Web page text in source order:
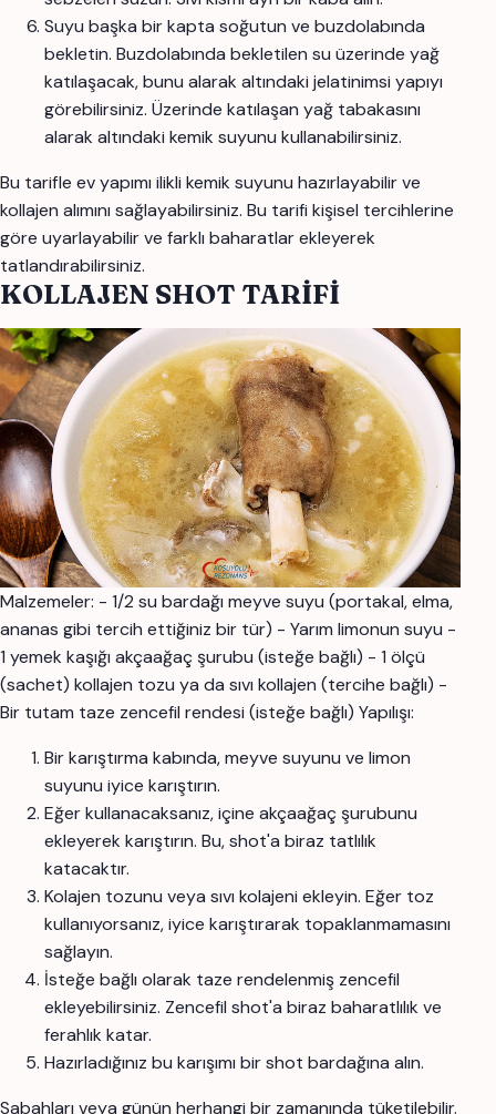
Suyu başka bir kapta soğutun ve buzdolabında
bekletin. Buzdolabında bekletilen su üzerinde yağ
katılaşacak, bunu alarak altındaki jelatinimsi yapıyı
görebilirsiniz. Üzerinde katılaşan yağ tabakasını
alarak altındaki kemik suyunu kullanabilirsiniz.
Bu tarifle ev yapımı ilikli kemik suyunu hazırlayabilir ve
kollajen alımını sağlayabilirsiniz. Bu tarifi kişisel tercihlerine
göre uyarlayabilir ve farklı baharatlar ekleyerek
tatlandırabilirsiniz.
KOLLAJEN SHOT TARİFİ
Malzemeler: - 1/2 su bardağı meyve suyu (portakal, elma,
ananas gibi tercih ettiğiniz bir tür) - Yarım limonun suyu -
1 yemek kaşığı akçaağaç şurubu (isteğe bağlı) - 1 ölçü
(sachet) kollajen tozu ya da sıvı kollajen (tercihe bağlı) -
Bir tutam taze zencefil rendesi (isteğe bağlı) Yapılışı:
Bir karıştırma kabında, meyve suyunu ve limon
suyunu iyice karıştırın.
Eğer kullanacaksanız, içine akçaağaç şurubunu
ekleyerek karıştırın. Bu, shot'a biraz tatlılık
katacaktır.
Kolajen tozunu veya sıvı kolajeni ekleyin. Eğer toz
kullanıyorsanız, iyice karıştırarak topaklanmamasını
sağlayın.
İsteğe bağlı olarak taze rendelenmiş zencefil
ekleyebilirsiniz. Zencefil shot'a biraz baharatlılık ve
ferahlık katar.
Hazırladığınız bu karışımı bir shot bardağına alın.
Sabahları veya günün herhangi bir zamanında tüketilebilir.